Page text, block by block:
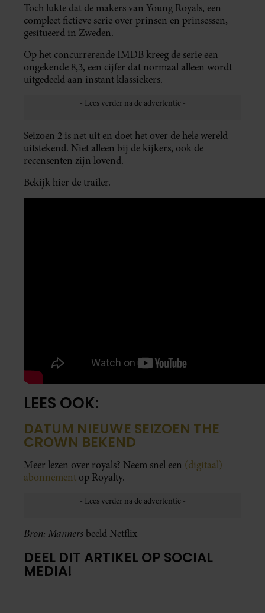
Toch lukte dat de makers van Young Royals, een
compleet fictieve serie over prinsen en prinsessen,
gesitueerd in Zweden.
Op het concurrerende IMDB kreeg de serie een
ongekende 8,3, een cijfer dat normaal alleen wordt
uitgedeeld aan instant klassiekers.
Seizoen 2 is net uit en doet het over de hele wereld
uitstekend. Niet alleen bij de kijkers, ook de
recensenten zijn lovend.
Bekijk hier de trailer.
LEES OOK:
DATUM NIEUWE SEIZOEN THE
CROWN BEKEND
Meer lezen over royals? Neem snel een (digitaal)
abonnement op Royalty.
Bron: Manners beeld Netflix
DEEL DIT ARTIKEL OP SOCIAL
MEDIA!